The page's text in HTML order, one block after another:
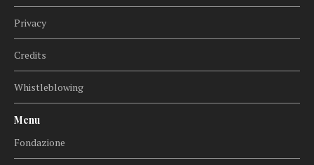
Privacy
Credits
Whistleblowing
Menu
Fondazione